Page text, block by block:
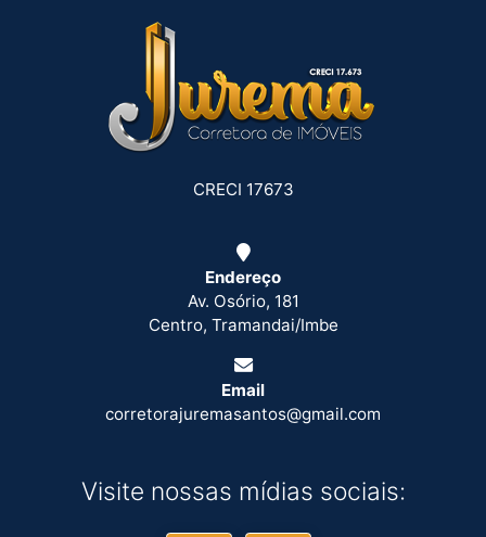
CRECI 17673
Endereço
Av. Osório, 181
Centro, Tramandai/Imbe
Email
corretorajuremasantos@gmail.com
Visite nossas mídias sociais: